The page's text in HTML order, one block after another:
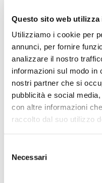
Questo sito web utilizza
Utilizziamo i cookie per
annunci, per fornire
analizzare il nostro
informazioni sul modo in
nostri partner che si
pubblicità e social
con altre informazioni
raccolto dal suo utilizzo
delNecessari
professione e, negli
le attribuzioni di cui
comma 1, del
eccettuati i casi in cui
suddetta lettera c)
rappresentanti
c) adottare e dare
disciplinari nei
a tutte le altre
d) esercitare le